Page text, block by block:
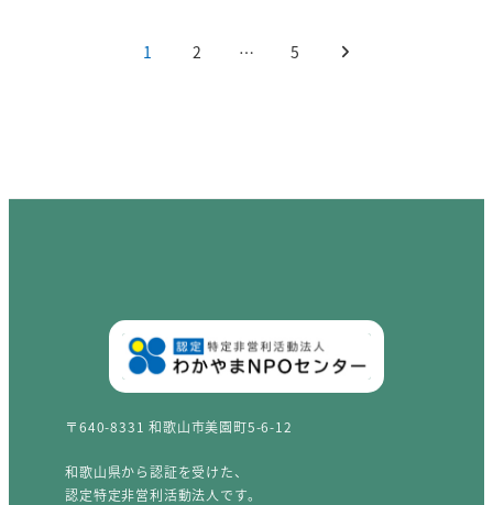
投稿のページ送り
1 2 … 5
〒640-8331 和歌山市美園町5-6-12
和歌山県から認証を受けた、
認定特定非営利活動法人です。